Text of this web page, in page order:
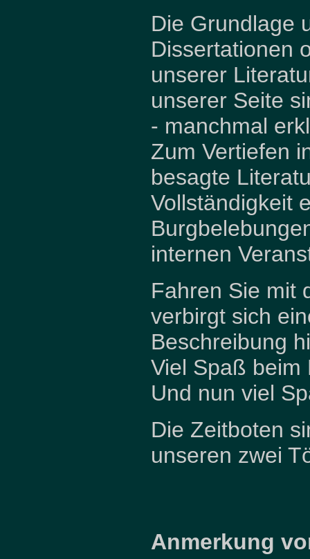
Die Grundlage
Dissertationen
unserer
unserer Seite
- manchmal
Zum Vertiefen
besagte
Vollständigkeit
internen
Fahren Sie mit
verbirgt sich
Beschreibung
Viel Spaß beim
Und nun viel
Die Zeitboten
unseren zwei
Anmerkung